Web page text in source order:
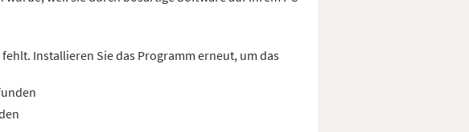
Installieren Sie das Programm erneut, um das